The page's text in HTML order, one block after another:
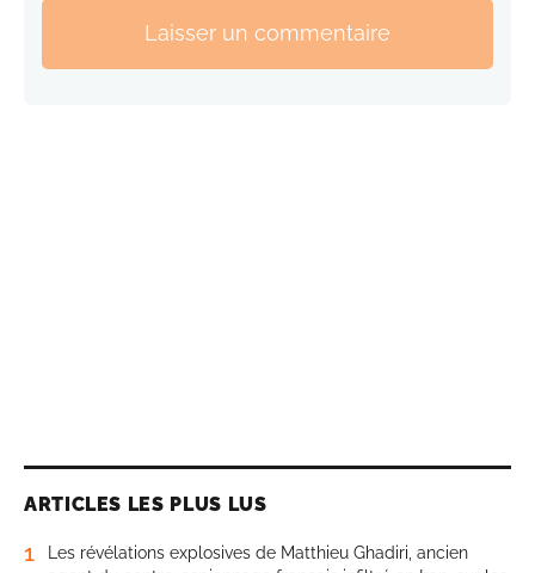
Laisser un commentaire
ARTICLES LES PLUS LUS
1
Les révélations explosives de Matthieu Ghadiri, ancien